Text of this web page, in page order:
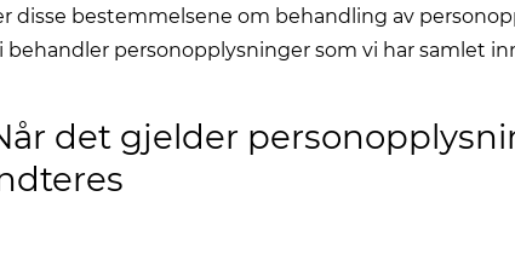
disse bestemmelsene om behandling av
behandler personopplysninger som vi har samlet
det gjelder